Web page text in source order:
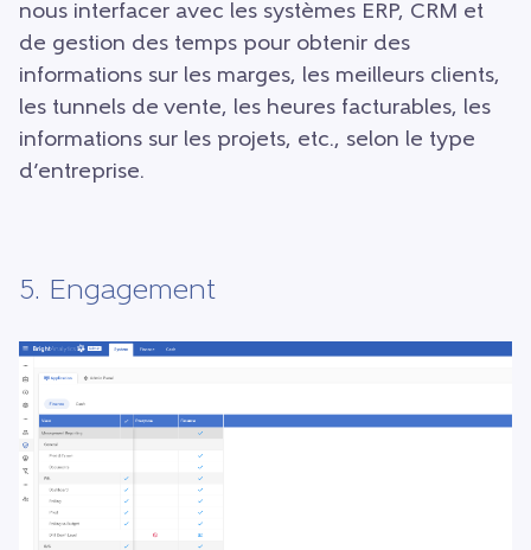
nous interfacer avec les systèmes ERP, CRM et
de gestion des temps pour obtenir des
informations sur les marges, les meilleurs clients,
les tunnels de vente, les heures facturables, les
informations sur les projets, etc., selon le type
d’entreprise.
5. Engagement